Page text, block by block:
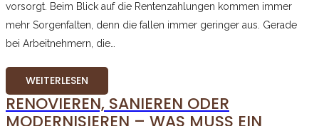
vorsorgt. Beim Blick auf die Rentenzahlungen kommen immer
mehr Sorgenfalten, denn die fallen immer geringer aus. Gerade
bei Arbeitnehmern, die…
WEITERLESEN
RENOVIEREN, SANIEREN ODER
MODERNISIEREN – WAS MUSS EIN